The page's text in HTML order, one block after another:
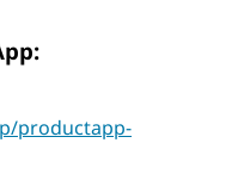
productapp-